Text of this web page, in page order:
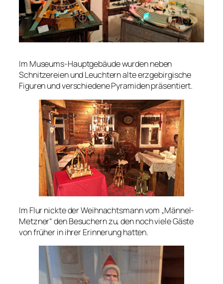
Im Museums-Hauptgebäude wurden neben
Schnitzereien und Leuchtern alte erzgebirgische
Figuren und verschiedene Pyramiden präsentiert.
Im Flur nickte der Weihnachtsmann vom „Männel-
Metzner“ den Besuchern zu, den noch viele Gäste
von früher in ihrer Erinnerung hatten.